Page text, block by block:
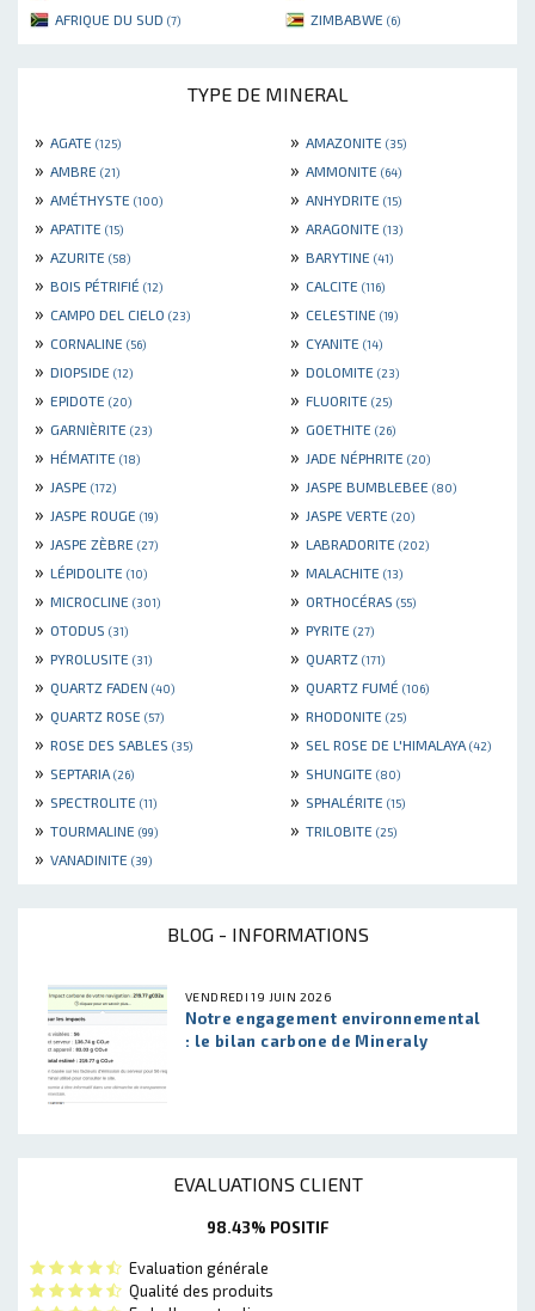
AFRIQUE DU SUD (7) ZIMBABWE (6)
TYPE DE MINERAL
» AGATE (125) » AMAZONITE (35)
» AMBRE (21) » AMMONITE (64)
» AMÉTHYSTE (100) » ANHYDRITE (15)
» APATITE (15) » ARAGONITE (13)
» AZURITE (58) » BARYTINE (41)
» BOIS PÉTRIFIÉ (12) » CALCITE (116)
» CAMPO DEL CIELO (23) » CELESTINE (19)
» CORNALINE (56) » CYANITE (14)
» DIOPSIDE (12) » DOLOMITE (23)
» EPIDOTE (20) » FLUORITE (25)
» GARNIÈRITE (23) » GOETHITE (26)
» HÉMATITE (18) » JADE NÉPHRITE (20)
» JASPE (172) » JASPE BUMBLEBEE (80)
» JASPE ROUGE (19) » JASPE VERTE (20)
» JASPE ZÈBRE (27) » LABRADORITE (202)
» LÉPIDOLITE (10) » MALACHITE (13)
» MICROCLINE (301) » ORTHOCÉRAS (55)
» OTODUS (31) » PYRITE (27)
» PYROLUSITE (31) » QUARTZ (171)
» QUARTZ FADEN (40) » QUARTZ FUMÉ (106)
» QUARTZ ROSE (57) » RHODONITE (25)
» ROSE DES SABLES (35) » SEL ROSE DE L'HIMALAYA (42)
» SEPTARIA (26) » SHUNGITE (80)
» SPECTROLITE (11) » SPHALÉRITE (15)
» TOURMALINE (99) » TRILOBITE (25)
» VANADINITE (39)
BLOG - INFORMATIONS
VENDREDI 19 JUIN 2026
Notre engagement environnemental
: le bilan carbone de Mineraly
EVALUATIONS CLIENT
98.43% POSITIF
Evaluation générale
Qualité des produits